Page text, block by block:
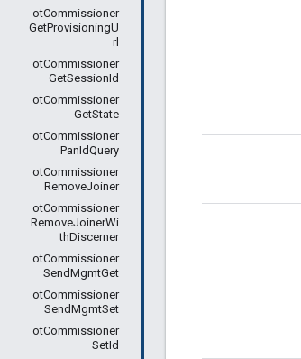
otCommissioner
GetProvisioningU
rl
otCommissioner
GetSessionId
otCommissioner
GetState
otCommissioner
PanIdQuery
otCommissioner
RemoveJoiner
otCommissioner
RemoveJoinerWi
thDiscerner
otCommissioner
SendMgmtGet
otCommissioner
SendMgmtSet
otCommissioner
SetId